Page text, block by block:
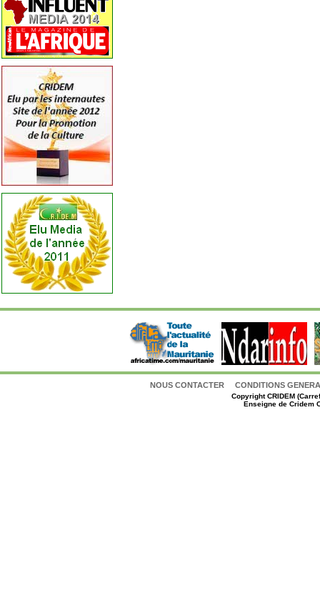
NOUS CONTACTER CONDITIONS
CopyrightCRIDEM
Enseigne de Cridem